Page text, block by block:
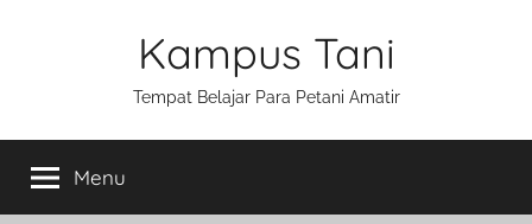
Kampus Tani
Tempat Belajar Para Petani Amatir
Menu